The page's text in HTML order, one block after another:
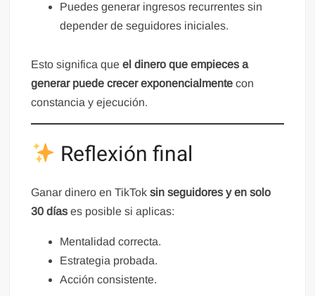
Puedes generar ingresos recurrentes sin
depender de seguidores iniciales.
Esto significa queel dinero que empieces a
generar puede crecer exponencialmente con
constancia y ejecución.
Reflexión final
Ganar dinero en TikToksin seguidores y en solo
30 días es posible si aplicas:
Mentalidad correcta.
Estrategia probada.
Acción consistente.